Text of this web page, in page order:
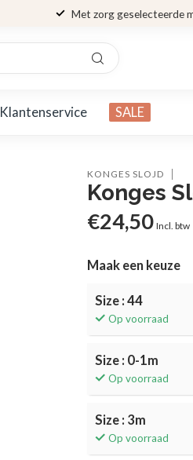
Met zorg geselecteerde
Klantenservice SALE
KONGES SLOJD
Konges
€24,50 Incl. btw
Maak een keuze
Size : 44
Op voorraad
Size : 0-1m
Op voorraad
Size : 3m
Op voorraad